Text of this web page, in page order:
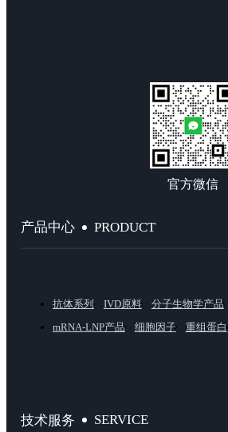
官方微信
产品中心 PRODUCT
抗体系列 IVD原料 分子生物学产品
mRNA-LNP产品
细胞因子 重组蛋白
技术服务 SERVICE